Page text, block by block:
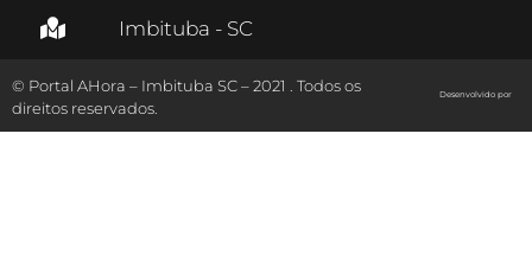
Imbituba - SC
© Portal AHora – Imbituba SC – 2021 . Todos os
direitos reservados.
Desenvolvido por